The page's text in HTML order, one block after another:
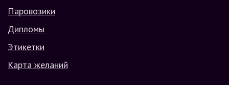
Паровозики
Дипломы
Этикетки
Карта желаний